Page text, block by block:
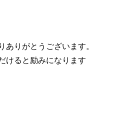
ありがとうございます。
けると励みになります